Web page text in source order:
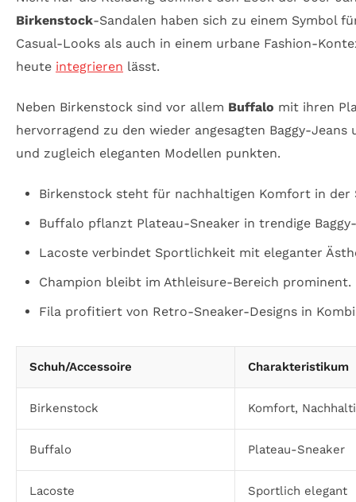
Birkenstock-Sandalen haben sich zu einem Symbol
Casual-Looks als auch in einem urbane Fashion-
heute integrieren lässt.
Neben Birkenstock sind vor allem Buffalo mit ihren
hervorragend zu den wieder angesagten Baggy-
und zugleich eleganten Modellen punkten.
Birkenstock steht für nachhaltigen Komfort in der
Buffalo pflanzt Plateau-Sneaker in trendige
Lacoste verbindet Sportlichkeit mit eleganter
Champion bleibt im Athleisure-Bereich prominent.
Fila profitiert von Retro-Sneaker-Designs in
Schuh/Accessoire Charakteristikum
Birkenstock Komfort,
Buffalo Plateau-Sneaker
Lacoste Sportlich elegant